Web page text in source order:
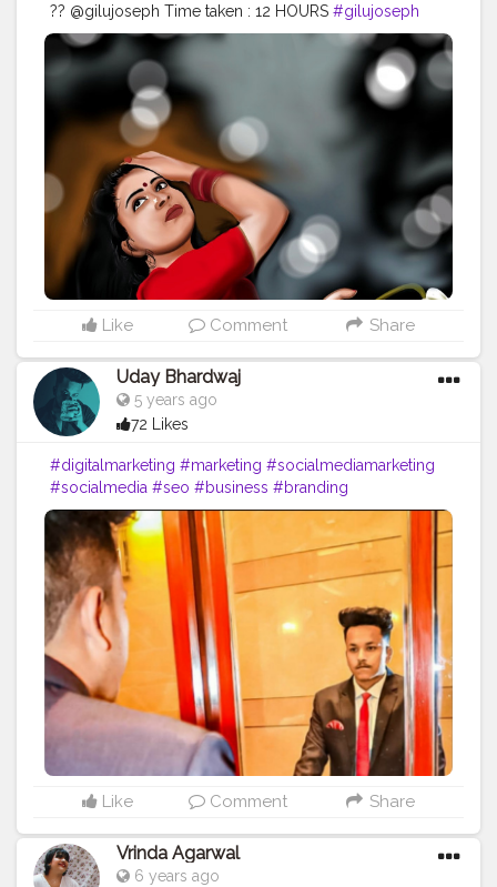
?? @gilujoseph Time taken : 12 HOURS #gilujoseph
#digital#painting#digital#digitalart
#digitalartist
#artistsoninstagram
#actress#creatorshala
Like Comment Share
Uday Bhardwaj
5 years ago
72 Likes
#digitalmarketing #marketing #socialmediamarketing
#socialmedia #seo #business #branding
#marketingdigital #onlinemarketing #entrepreneur
#contentmarketing
#advertising #digital
#instagram
#marketingstrategy
#marketingtips
#digitalmarketingagency
#webdesign #smallbusiness
#design
#graphicdesign #startup
#digitalmarketingtips #entrepreneurship #website #b
#marketingagency
#motivation #bhfyp
Like Comment Share
Vrinda Agarwal
6 years ago